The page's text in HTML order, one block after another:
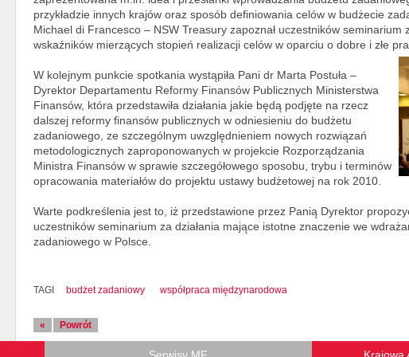
przykładzie innych krajów oraz sposób definiowania celów w budżecie
Michael di Francesco – NSW Treasury zapoznał uczestników seminarium
wskaźników mierzących stopień realizacji celów w oparciu o dobre i złe
W kolejnym punkcie spotkania wystąpiła Pani dr Marta Postuła –
Dyrektor Departamentu Reformy Finansów Publicznych Ministerstwa
Finansów, która przedstawiła działania jakie będą podjęte na rzecz
dalszej reformy finansów publicznych w odniesieniu do budżetu
zadaniowego, ze szczególnym uwzględnieniem nowych rozwiązań
metodologicznych zaproponowanych w projekcie Rozporządzania
Ministra Finansów w sprawie szczegółowego sposobu, trybu i terminów
opracowania materiałów do projektu ustawy budżetowej na rok 2010.
Warte podkreślenia jest to, iż przedstawione przez Panią Dyrektor
uczestników seminarium za działania mające istotne znaczenie we
zadaniowego w Polsce.
TAGI budżet zadaniowy współpraca międzynarodowa
« Powrót
Serwisy MF Krajowa